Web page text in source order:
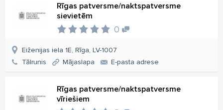
Rīgas patversme/naktspatversme
sievietēm
0
Eiženijas iela 1E, Rīga, LV-1007
Tālrunis
Mājaslapa E-pasta adrese
Rīgas patversme/naktspatversme
vīriešiem